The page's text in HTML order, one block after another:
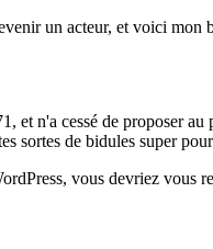
un acteur, et voici
et n'a cessé de proposer
sortes de bidules super
vous devriez vous